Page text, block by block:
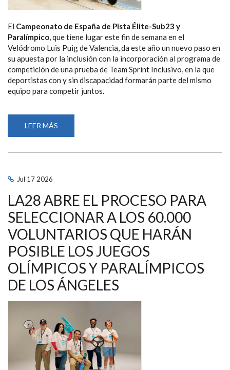
El Campeonato de España de Pista Élite-Sub23 y
Paralímpico, que tiene lugar este fin de semana en el
Velódromo Luis Puig de Valencia, da este año un nuevo paso en
su apuesta por la inclusión con la incorporación al programa de
competición de una prueba de Team Sprint Inclusivo, en la que
deportistas con y sin discapacidad formarán parte del mismo
equipo para competir juntos.
LEER MÁS
CAMPEONATO
ESPAÑA
PARALÍMPICO
CONTARÁ
CON
UNA
DE
TEAM
SPRINT
INCLUSIVO
Jul 17 2026
LA28 ABRE EL PROCESO PARA
SELECCIONAR A LOS 60.000
VOLUNTARIOS QUE HARÁN
POSIBLE LOS JUEGOS
OLÍMPICOS Y PARALÍMPICOS
DE LOS ÁNGELES